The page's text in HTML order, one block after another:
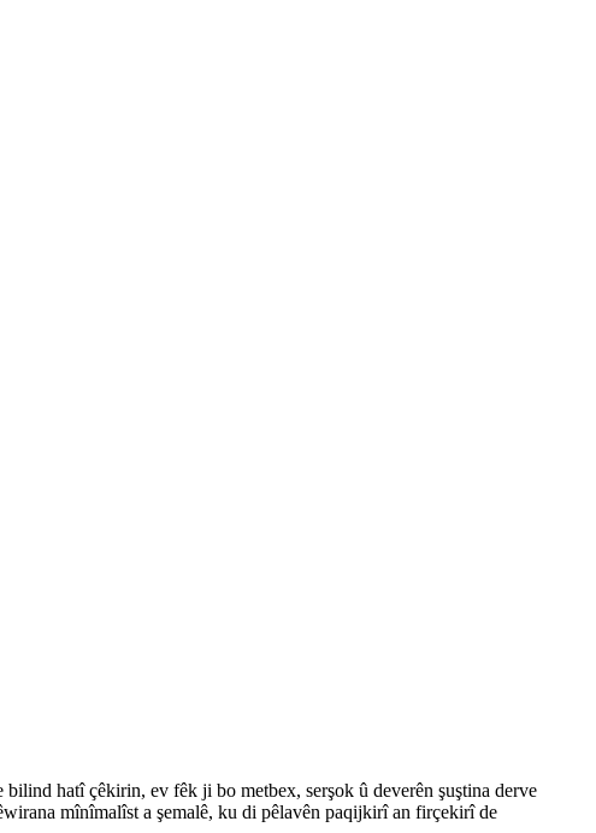
hatî çêkirin, ev fêk ji bo metbex, serşok û deverên şuştina derve
mînîmalîst a şemalê, ku di pêlavên paqijkirî an firçekirî de